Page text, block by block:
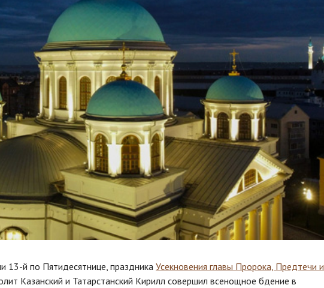
13-й по Пятидесятнице, праздника Усекновения главы Пророка, Предтечи и
Казанский и Татарстанский Кирилл совершил всенощное бдение в